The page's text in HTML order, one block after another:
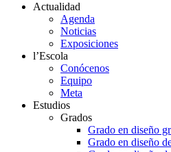
Actualidad
Agenda
Noticias
Exposiciones
l’Escola
Conócenos
Equipo
Meta
Estudios
Grados
Grado en diseño
Grado en diseño